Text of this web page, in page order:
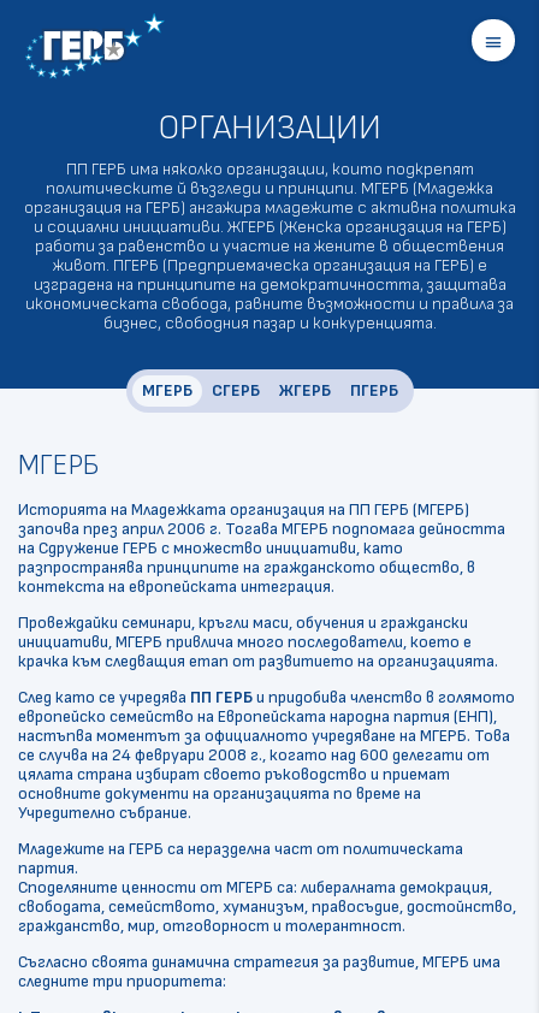
menu
ОРГАНИЗАЦИИ
ПП ГЕРБ има няколко организации, които подкрепят
политическите й възгледи и принципи. МГЕРБ (Младежка
организация на ГЕРБ) ангажира младежите с активна политика
и социални инициативи. ЖГЕРБ (Женска организация на ГЕРБ)
работи за равенство и участие на жените в обществения
живот. ПГЕРБ (Предприемаческа организация на ГЕРБ) е
изградена на принципите на демократичността, защитава
икономическата свобода, равните възможности и правила за
бизнес, свободния пазар и конкуренцията.
МГЕРБ СГЕРБ ЖГЕРБ ПГЕРБ
МГЕРБ
Историята на Младежката организация на ПП ГЕРБ (МГЕРБ)
започва през април 2006 г. Тогава МГЕРБ подпомага дейността
на Сдружение ГЕРБ с множество инициативи, като
разпространява принципите на гражданското общество, в
контекста на европейската интеграция.
Провеждайки семинари, кръгли маси, обучения и граждански
инициативи, МГЕРБ привлича много последователи, което е
крачка към следващия етап от развитието на организацията.
След като се учредява ПП ГЕРБи придобива членство в голямото
европейско семейство на Европейската народна партия (ЕНП),
настъпва моментът за официалното учредяване на МГЕРБ. Това
се случва на 24 февруари 2008 г., когато над 600 делегати от
цялата страна избират своето ръководство и приемат
основните документи на организацията по време на
Учредително събрание.
Младежите на ГЕРБ са неразделна част от политическата
партия.
Споделяните ценности от МГЕРБ са: либералната демокрация,
свободата, семейството, хуманизъм, правосъдие, достойнство,
гражданство, мир, отговорност и толерантност.
Съгласно своята динамична стратегия за развитие, МГЕРБ има
следните три приоритета: